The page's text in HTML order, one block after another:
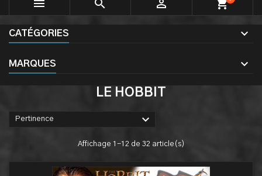
   shopping_cart
CATÉGORIES
MARQUES
LE HOBBIT
Pertinence 
Affichage 1-12 de 32 article(s)